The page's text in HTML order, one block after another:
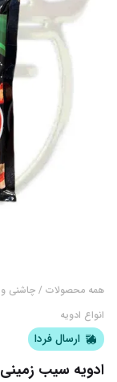
همه محصولات / چاشنی و
انواع ادویه
ارسال فردا
ادویه سیب زمینی